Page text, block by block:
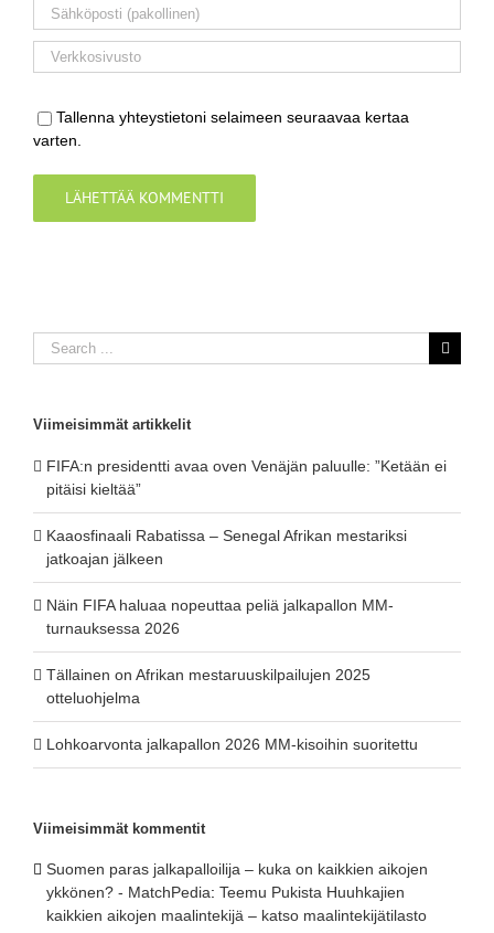
Tallenna yhteystietoni selaimeen seuraavaa kertaa
varten.
Search
for:
Viimeisimmät artikkelit
FIFA:n presidentti avaa oven Venäjän paluulle: ”Ketään ei
pitäisi kieltää”
Kaaosfinaali Rabatissa – Senegal Afrikan mestariksi
jatkoajan jälkeen
Näin FIFA haluaa nopeuttaa peliä jalkapallon MM-
turnauksessa 2026
Tällainen on Afrikan mestaruuskilpailujen 2025
otteluohjelma
Lohkoarvonta jalkapallon 2026 MM-kisoihin suoritettu
Viimeisimmät kommentit
Suomen paras jalkapalloilija – kuka on kaikkien aikojen
ykkönen? - MatchPedia: Teemu Pukista Huuhkajien
kaikkien aikojen maalintekijä – katso maalintekijätilasto